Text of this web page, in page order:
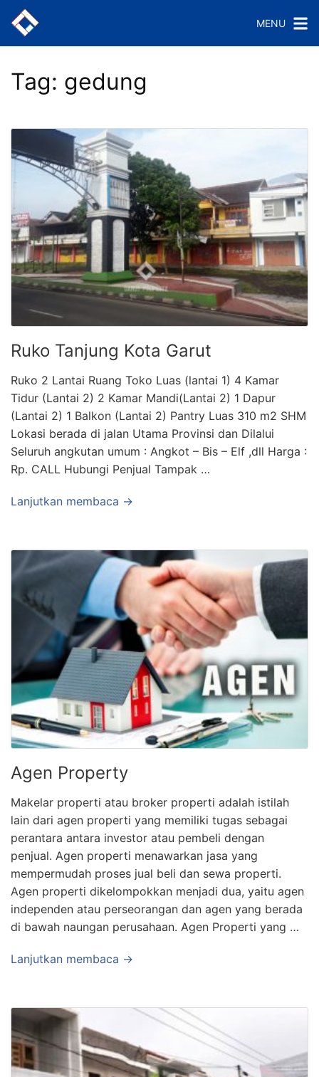
Langsung
ke
konten
MENU
Tag: gedung
Ruko Tanjung Kota Garut
Ruko 2 Lantai Ruang Toko Luas (lantai 1) 4 Kamar
Tidur (Lantai 2) 2 Kamar Mandi(Lantai 2) 1 Dapur
(Lantai 2) 1 Balkon (Lantai 2) Pantry Luas 310 m2 SHM
Lokasi berada di jalan Utama Provinsi dan Dilalui
Seluruh angkutan umum : Angkot – Bis – Elf ,dll Harga :
Rp. CALL Hubungi Penjual Tampak …
Lanjutkan membaca →
Agen Property
Makelar properti atau broker properti adalah istilah
lain dari agen properti yang memiliki tugas sebagai
perantara antara investor atau pembeli dengan
penjual. Agen properti menawarkan jasa yang
mempermudah proses jual beli dan sewa properti.
Agen properti dikelompokkan menjadi dua, yaitu agen
independen atau perseorangan dan agen yang berada
di bawah naungan perusahaan. Agen Properti yang …
Lanjutkan membaca →